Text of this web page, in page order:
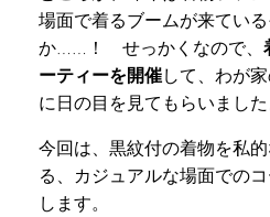
場面で着るブームが来てい
か……！ せっかくなので、
ーティーを開催して、わが
に日の目を見てもらいました
今回は、黒紋付の着物を私
る、カジュアルな場面での
します。